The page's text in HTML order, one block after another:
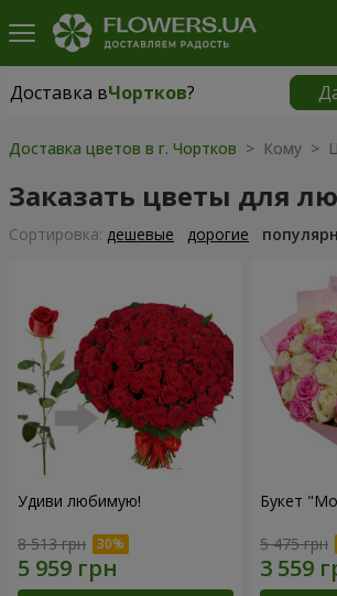
Доставка вЧортков?
Доставка вЧортков|
Доставка цветов в г. Чортков > Кому >
Заказать цветы для
Cортировка: дешевые дорогие
Удиви любимую!
8 513 грн
Букет
5 475 грн